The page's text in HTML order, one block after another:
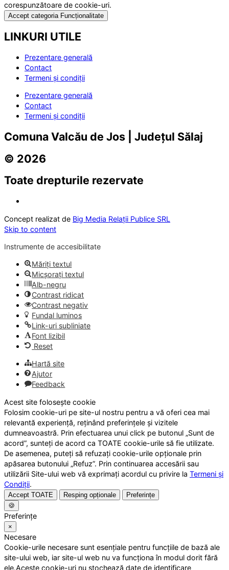
corespunzătoare de cookie-uri.
Accept categoria Funcționalitate
LINKURI UTILE
Prezentare generală
Contact
Termeni și condiții
Prezentare generală
Contact
Termeni și condiții
Comuna Valcău de Jos | Județul Sălaj
© 2026
Toate drepturile rezervate
Concept realizat de Big Media Relații Publice SRL
Skip to content
Instrumente de accesibilitate
Măriți textul
Micșorați textul
Alb-negru
Contrast ridicat
Contrast negativ
Fundal luminos
Link-uri subliniate
Font lizibil
Reset
Hartă site
Ajutor
Feedback
Acest site folosește cookie
Folosim cookie-uri pe site-ul nostru pentru a vă oferi cea mai
relevantă experiență, reținând preferințele și vizitele
dumneavoastră. Prin efectuarea unui click pe butonul „Sunt de
acord”, sunteți de acord ca TOATE cookie-urile să fie utilizate.
De asemenea, puteți să refuzați cookie-urile opționale prin
apăsarea butonului „Refuz”. Prin continuarea accesării sau
utilizării Site-ului web vă exprimați acordul cu privire la Termeni și
Condiții.
Accept TOATE Resping opționale
Preferințe
🍪
Preferințe
×
Necesare
Cookie-urile necesare sunt esențiale pentru funcțiile de bază ale
site-ului web, iar site-ul web nu va funcționa în modul dorit fără
ele.Aceste cookie-uri nu stochează date de identificare